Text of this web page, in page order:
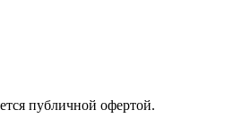
публичной офертой.